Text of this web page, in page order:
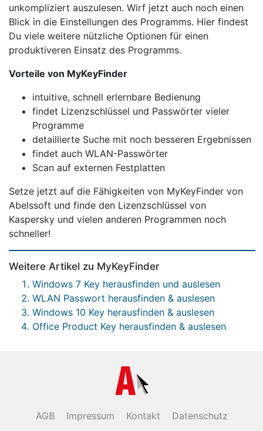
unkompliziert auszulesen. Wirf jetzt auch noch einen
Blick in die Einstellungen des Programms. Hier findest
Du viele weitere nützliche Optionen für einen
produktiveren Einsatz des Programms.
Vorteile von MyKeyFinder
intuitive, schnell erlernbare Bedienung
findet Lizenzschlüssel und Passwörter vieler
Programme
detaillierte Suche mit noch besseren Ergebnissen
findet auch WLAN-Passwörter
Scan auf externen Festplatten
Setze jetzt auf die Fähigkeiten von MyKeyFinder von
Abelssoft und finde den Lizenzschlüssel von
Kaspersky und vielen anderen Programmen noch
schneller!
Weitere Artikel zu MyKeyFinder
Windows 7 Key herausfinden und auslesen
WLAN Passwort herausfinden & auslesen
Windows 10 Key herausfinden & auslesen
Office Product Key herausfinden & auslesen
AGB Impressum Kontakt Datenschutz